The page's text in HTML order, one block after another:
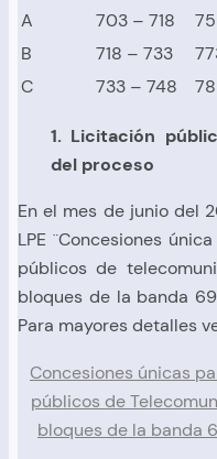
A
703 – 718
B
718 – 733
C
733 – 748
1. Licitación
del proceso
En el mes de junio del
LPE ¨Concesiones
públicos de
bloques de la banda
Para mayores detalles
Concesiones únicas
públicos de
bloques de la banda